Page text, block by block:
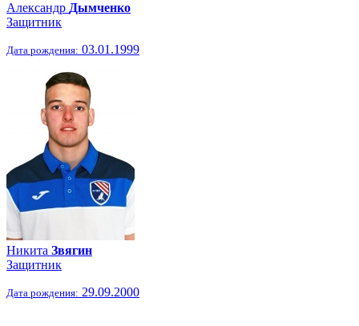
Александр Дымченко
Защитник
Дата рождения: 03.01.1999
Никита Звягин
Защитник
Дата рождения: 29.09.2000